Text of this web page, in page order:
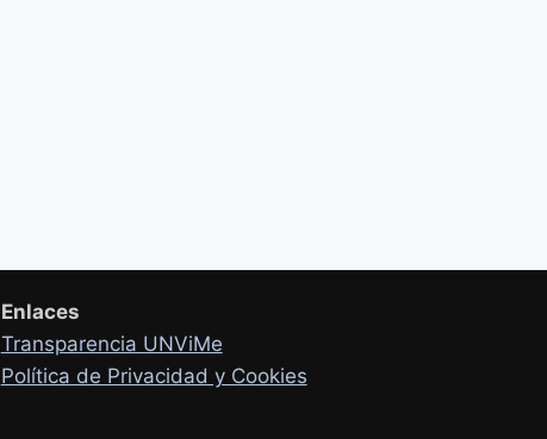
Enlaces
Transparencia UNViMe
Política de Privacidad y Cookies